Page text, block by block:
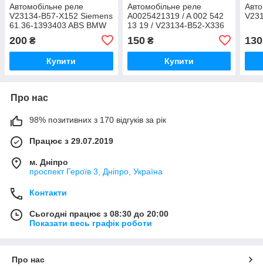
Автомобільне реле
V23134-B57-X152 Siemens
61.36-1393403 ABS BMW
200 ₴
Купити
Автомобільне реле
A0025421319 / A 002 542
13 19 / V23134-B52-X336
150₴
Купити
130
Про нас
98% позитивних з 170 відгуків за рік
Працює з 29.07.2019
м. Дніпро
проспект Героїв 3, Дніпро, Україна
Контакти
Сьогодні працює з 08:30 до 20:00
Показати весь графік роботи
Про нас